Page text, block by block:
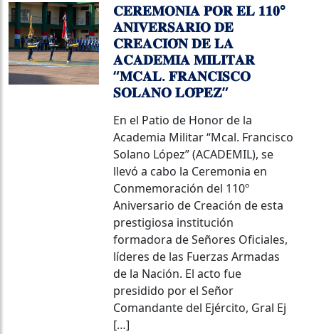
𝐂𝐄𝐑𝐄𝐌𝐎𝐍𝐈𝐀 𝐏𝐎𝐑 𝐄𝐋 𝟏𝟏𝟎°
𝐀𝐍𝐈𝐕𝐄𝐑𝐒𝐀𝐑𝐈𝐎 𝐃𝐄
𝐂𝐑𝐄𝐀𝐂𝐈𝐎́𝐍 𝐃𝐄 𝐋𝐀
𝐀𝐂𝐀𝐃𝐄𝐌𝐈𝐀 𝐌𝐈𝐋𝐈𝐓𝐀𝐑
“𝐌𝐂𝐀𝐋. 𝐅𝐑𝐀𝐍𝐂𝐈𝐒𝐂𝐎
𝐒𝐎𝐋𝐀𝐍𝐎 𝐋𝐎́𝐏𝐄𝐙”
En el Patio de Honor de la
Academia Militar “Mcal. Francisco
Solano López” (ACADEMIL), se
llevó a cabo la Ceremonia en
Conmemoración del 110º
Aniversario de Creación de esta
prestigiosa institución
formadora de Señores Oficiales,
líderes de las Fuerzas Armadas
de la Nación. El acto fue
presidido por el Señor
Comandante del Ejército, Gral Ej
[…]